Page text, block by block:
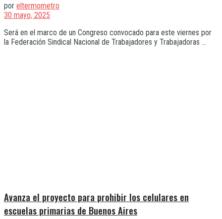
por eltermometro
30 mayo, 2025
Será en el marco de un Congreso convocado para este viernes por
la Federación Sindical Nacional de Trabajadores y Trabajadoras ...
Avanza el proyecto para prohibir los celulares en
escuelas primarias de Buenos Aires